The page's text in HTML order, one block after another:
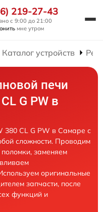
219-27-43
с 9:00 до 21:00
мне утром
Каталог устройств
печи
G PW в
380 CL G PW в Самаре с
сложности. Проводим
заменяем
оригинальные
запчасти, после
функций и